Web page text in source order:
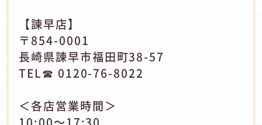
【諫早店】
〒854-0001
長崎県諫早市福田町38-57
TEL☎ 0120-76-8022
＜各店営業時間＞